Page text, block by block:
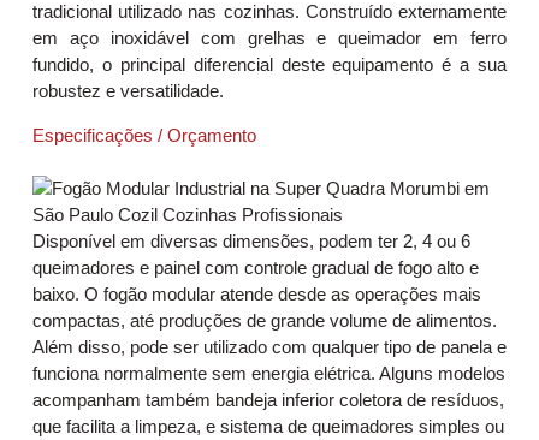
tradicional utilizado nas cozinhas. Construído externamente
em aço inoxidável com grelhas e queimador em ferro
fundido, o principal diferencial deste equipamento é a sua
robustez e versatilidade.
Especificações / Orçamento
Disponível em diversas dimensões, podem ter 2, 4 ou 6
queimadores e painel com controle gradual de fogo alto e
baixo. O fogão modular atende desde as operações mais
compactas, até produções de grande volume de alimentos.
Além disso, pode ser utilizado com qualquer tipo de panela e
funciona normalmente sem energia elétrica. Alguns modelos
acompanham também bandeja inferior coletora de resíduos,
que facilita a limpeza, e sistema de queimadores simples ou